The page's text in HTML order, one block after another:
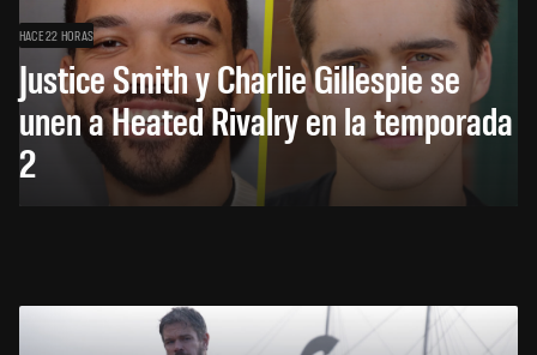
HACE 22 HORAS
Justice Smith y Charlie Gillespie se
unen a Heated Rivalry en la temporada
2